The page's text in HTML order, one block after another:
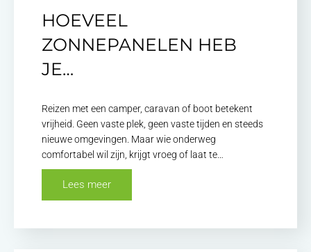
HOEVEEL
ZONNEPANELEN HEB
JE…
Reizen met een camper, caravan of boot betekent
vrijheid. Geen vaste plek, geen vaste tijden en steeds
nieuwe omgevingen. Maar wie onderweg
comfortabel wil zijn, krijgt vroeg of laat te…
Lees meer